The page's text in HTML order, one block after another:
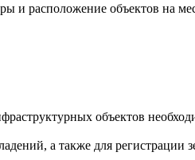
и расположение объектов на
объектов
а также для регистрации